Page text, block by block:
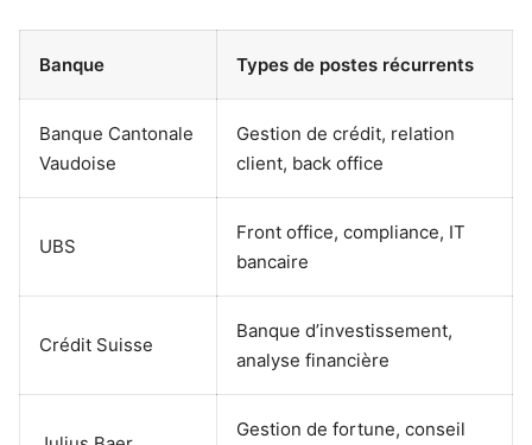
Banque Types de postes récurrents
Banque Cantonale
Vaudoise
Gestion de crédit, relation
client, back office
UBS
Front office, compliance, IT
bancaire
Crédit Suisse
Banque d’investissement,
analyse financière
Gestion de fortune, conseil